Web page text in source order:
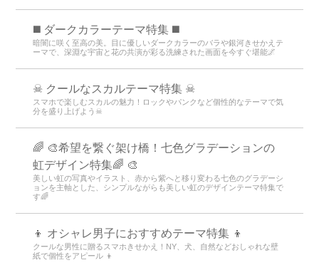
️◼️ ダークカラーテーマ特集️ ◼️
暗闇に咲く至高の美。目に優しいダークカラーのバラや銀河きせかえテ
ーマで、深淵な宇宙と花の共演が彩る洗練された画面を今すぐ堪能🌌
☠ クールなスカルテーマ特集 ☠
スマホで楽しむスカルの魅力！ロックやパンクなど個性的なテーマで気
分を盛り上げよう☠
🌈 🎨希望を繋ぐ架け橋！七色グラデーションの
虹デザイン特集🌈 🎨
美しい虹の写真やイラスト、赤から紫へと移り変わる七色のグラデーシ
ョンを主軸とした、シンプルながらも美しい虹のデザインテーマ特集で
す🌈
👦 オシャレ男子におすすめテーマ特集 👦
クールな男性に贈るスマホきせかえ！NY、犬、自然などおしゃれな壁
紙で個性をアピール 👦